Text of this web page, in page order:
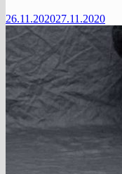
26.11.202027.11.2020